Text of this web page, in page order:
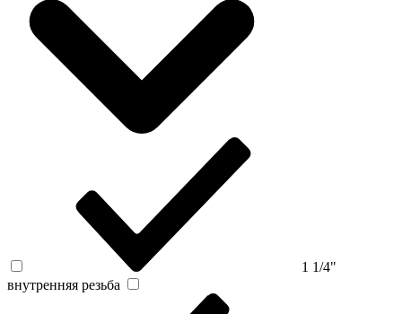
1 1/4"
внутренняя резьба